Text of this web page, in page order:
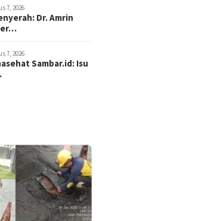
7, 2026
Dr. Amrin
7, 2026
Sambar.id: Isu